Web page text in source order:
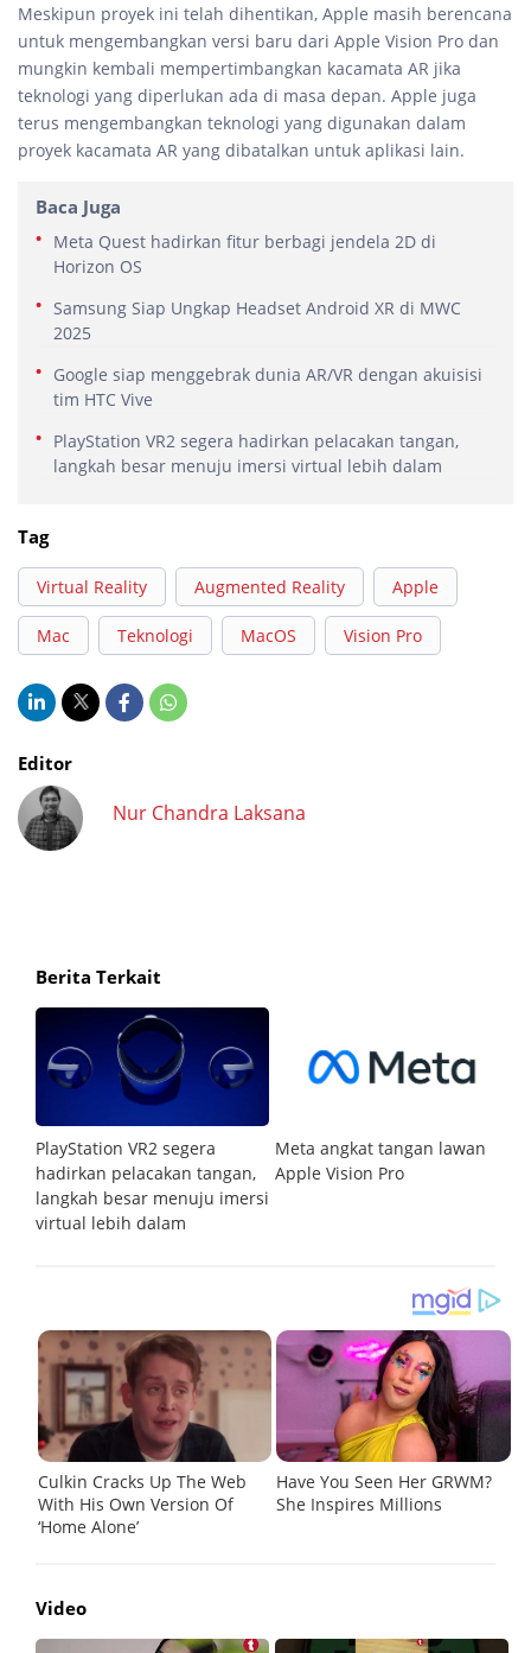
Meskipun proyek ini telah dihentikan, Apple masih berencana
untuk mengembangkan versi baru dari Apple Vision Pro dan
mungkin kembali mempertimbangkan kacamata AR jika
teknologi yang diperlukan ada di masa depan. Apple juga
terus mengembangkan teknologi yang digunakan dalam
proyek kacamata AR yang dibatalkan untuk aplikasi lain.
Baca Juga
Meta Quest hadirkan fitur berbagi jendela 2D di
Horizon OS
Samsung Siap Ungkap Headset Android XR di MWC
2025
Google siap menggebrak dunia AR/VR dengan akuisisi
tim HTC Vive
PlayStation VR2 segera hadirkan pelacakan tangan,
langkah besar menuju imersi virtual lebih dalam
Tag
Virtual Reality Augmented Reality Apple
Mac Teknologi MacOS Vision Pro
Editor
Nur Chandra Laksana
Berita Terkait
PlayStation VR2 segera
hadirkan pelacakan tangan,
langkah besar menuju imersi
virtual lebih dalam
Meta angkat tangan lawan
Apple Vision Pro
Video